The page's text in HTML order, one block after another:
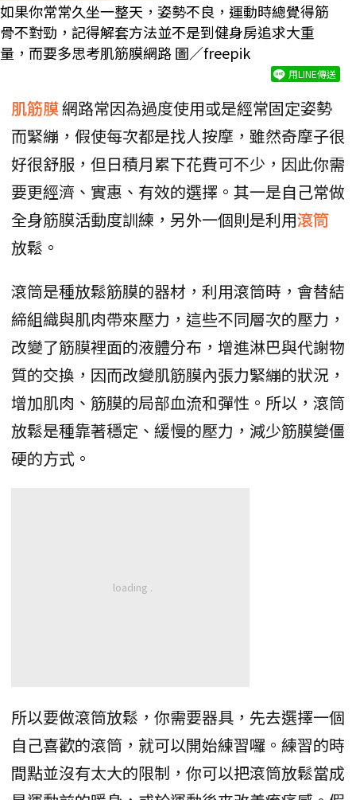
如果你常常久坐一整天，姿勢不良，運動時總覺得筋
骨不對勁，記得解套方法並不是到健身房追求大重
量，而要多思考肌筋膜網路 圖／freepik
用LINE傳送
肌筋膜網路常因為過度使用或是經常固定姿勢
而緊繃，假使每次都是找人按摩，雖然奇摩子很
好很舒服，但日積月累下花費可不少，因此你需
要更經濟、實惠、有效的選擇。其一是自己常做
全身筋膜活動度訓練，另外一個則是利用滾筒
放鬆。
滾筒是種放鬆筋膜的器材，利用滾筒時，會替結
締組織與肌肉帶來壓力，這些不同層次的壓力，
改變了筋膜裡面的液體分布，增進淋巴與代謝物
質的交換，因而改變肌筋膜內張力緊繃的狀況，
增加肌肉、筋膜的局部血流和彈性。所以，滾筒
放鬆是種靠著穩定、緩慢的壓力，減少筋膜變僵
硬的方式。
所以要做滾筒放鬆，你需要器具，先去選擇一個
自己喜歡的滾筒，就可以開始練習囉。練習的時
間點並沒有太大的限制，你可以把滾筒放鬆當成